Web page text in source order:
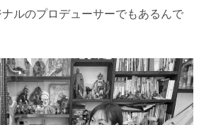
ルのプロデューサーでもあるんで